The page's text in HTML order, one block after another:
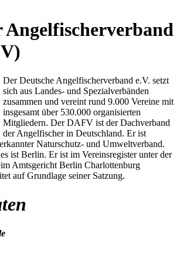
Angelfischerverband
Der Deutsche Angelfischerverband e.V. setzt
sich aus Landes- und Spezialverbänden
zusammen und vereint rund 9.000 Vereine mit
insgesamt über 530.000 organisierten
Mitgliedern. Der DAFV ist der Dachverband
der Angelfischer in Deutschland. Er ist
Naturschutz- und Umweltverband.
ist Berlin. Er ist im Vereinsregister unter der
Amtsgericht Berlin Charlottenburg
auf Grundlage seiner Satzung.